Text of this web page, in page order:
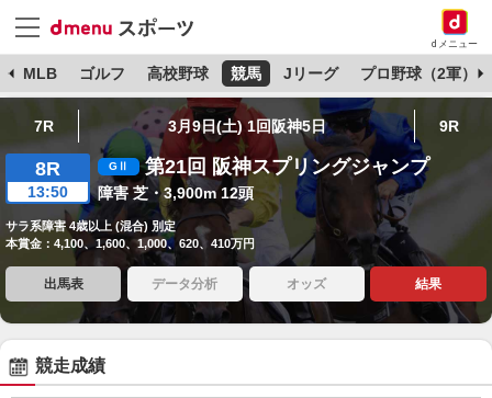
dメニュー
MLB ゴルフ 高校野球 競馬 Jリーグ プロ野球（2軍）
7R 3月9日(土) 1回阪神5日 9R
8R
13:50
第21回 阪神スプリングジャンプ
障害 芝・3,900m 12頭
サラ系障害 4歳以上 (混合) 別定
本賞金：4,100、1,600、1,000、620、410万円
出馬表 データ分析 オッズ 結果
競走成績